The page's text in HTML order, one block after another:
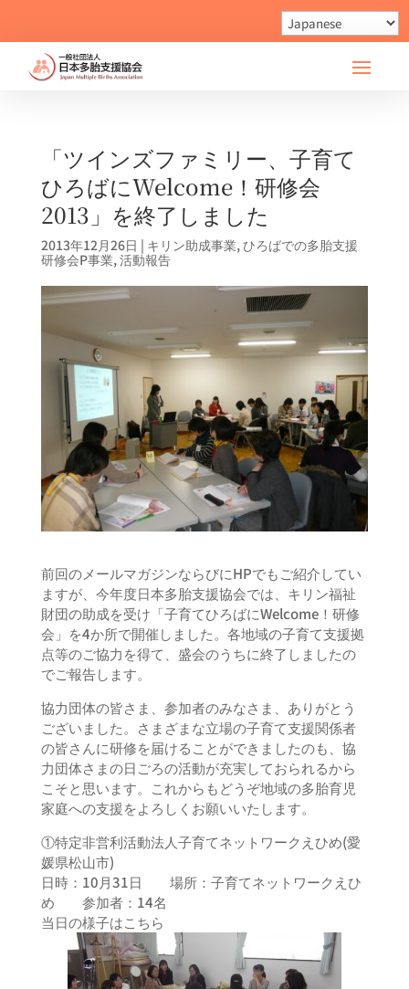
「ツインズファミリー、子育て
ひろばにWelcome！研修会
2013」を終了しました
2013年12月26日 | キリン助成事業, ひろばでの多胎支援
研修会P事業, 活動報告
前回のメールマガジンならびにHPでもご紹介してい
ますが、今年度日本多胎支援協会では、キリン福祉
財団の助成を受け「子育てひろばにWelcome！研修
会」を4か所で開催しました。各地域の子育て支援拠
点等のご協力を得て、盛会のうちに終了しましたの
でご報告します。
協力団体の皆さま、参加者のみなさま、ありがとう
ございました。さまざまな立場の子育て支援関係者
の皆さんに研修を届けることができましたのも、協
力団体さまの日ごろの活動が充実しておられるから
こそと思います。これからもどうぞ地域の多胎育児
家庭への支援をよろしくお願いいたします。
①特定非営利活動法人子育てネットワークえひめ(愛
媛県松山市)
日時：10月31日 場所：子育てネットワークえひ
め 参加者：14名
当日の様子はこちら